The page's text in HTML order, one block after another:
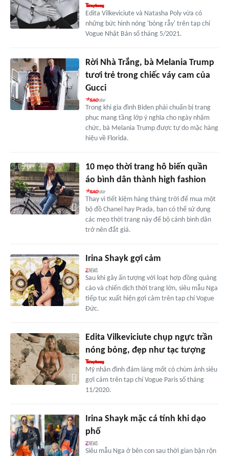
Edita Vilkeviciute và Natasha Poly vừa có
những bức hình nóng 'bỏng rẫy' trên tạp chí
Vogue Nhật Bản số tháng 5/2021.
Rời Nhà Trắng, bà Melania Trump
tươi trẻ trong chiếc váy cam của
Gucci
Trong khi gia đình Biden phải chuẩn bị trang
phục mang tầng lớp ý nghĩa cho ngày nhậm
chức, bà Melania Trump được tự do mặc hàng
hiệu về Florida.
10 mẹo thời trang hô biến quần
áo bình dân thành high fashion
Thay vì tiết kiệm hàng tháng trời để mua một
bộ đồ Chanel hay Prada, bạn có thể sử dụng
các mẹo thời trang này để bộ cánh bình dân
trở nên đắt giá.
Irina Shayk gợi cảm
Sau khi gây ấn tượng với loạt hợp đồng quảng
cáo và chiến dịch thời trang lớn, siêu mẫu Nga
tiếp tục xuất hiện gợi cảm trên tạp chí Vogue
Đức.
Edita Vilkeviciute chụp ngực trần
nóng bỏng, đẹp như tạc tượng
Mỹ nhân đình đám làng mốt có chùm ảnh siêu
gợi cảm trên tạp chí Vogue Paris số tháng
11/2020.
Irina Shayk mặc cá tính khi dạo
phố
Siêu mẫu Nga ở bên con sau thời gian bận rộn